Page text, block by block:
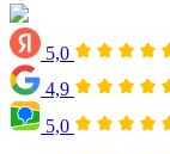
5,0
4,9
5,0